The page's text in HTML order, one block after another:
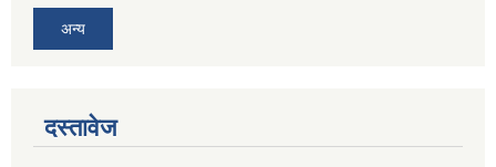
अन्य
दस्तावेज